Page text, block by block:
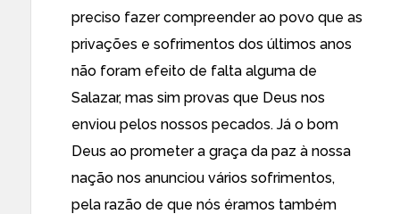
preciso fazer compreender ao povo que as
privações e sofrimentos dos últimos anos
não foram efeito de falta alguma de
Salazar, mas sim provas que Deus nos
enviou pelos nossos pecados. Já o bom
Deus ao prometer a graça da paz à nossa
nação nos anunciou vários sofrimentos,
pela razão de que nós éramos também